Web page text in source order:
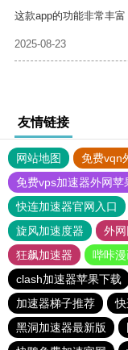
这款app的功能非常丰富
2025-08-23
友情链接
网站地图 免费vqn
免费vps加速器外网苹
快连加速器官网入口
旋风加速度器
外
狂飙加速器
哔咔
clash加速器苹果下载
加速器梯子推荐
黑洞加速器最新版